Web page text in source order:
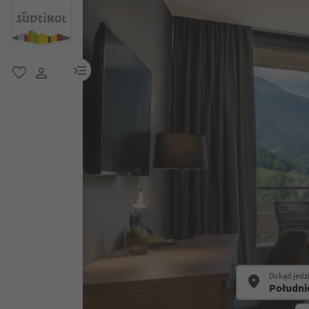
link menu
Dokąd